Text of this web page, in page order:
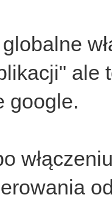
ale
google.